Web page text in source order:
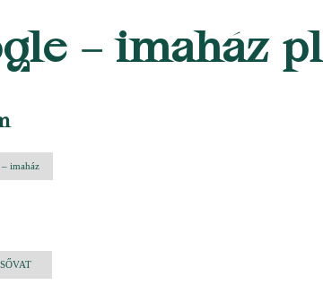
– imaház pl
– imaház